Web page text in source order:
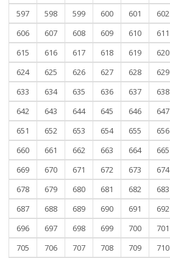
597
598 599 600 601 602
606
607 608 609 610 611
615
616 617 618 619 620
624
625 626 627 628 629
633
634 635 636 637 638
642
643 644 645 646 647
651
652 653 654 655 656
660
661 662 663 664 665
669
670 671 672 673 674
678
679 680 681 682 683
687
688 689 690 691 692
696
697 698 699 700 701
705
706 707 708 709 710